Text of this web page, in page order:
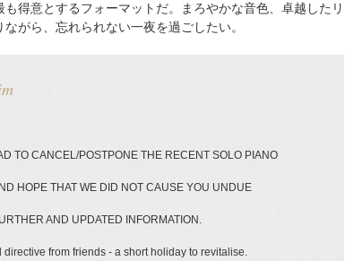
得意とするフォーマットだ。まろやかな音色、卓越したリ
がら、忘れられない一夜を過ごしたい。
TO CANCEL/POSTPONE THE RECENT SOLO PIANO
HOPE THAT WE DID NOT CAUSE YOU UNDUE
AND UPDATED INFORMATION.
from friends - a short holiday to revitalise.